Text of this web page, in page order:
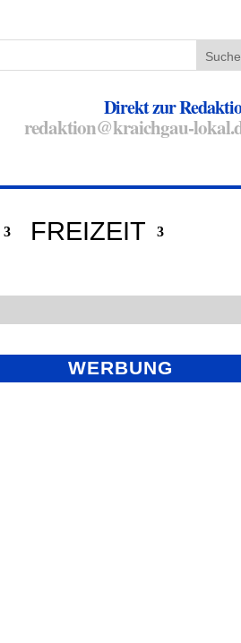
Direkt zur
redaktion@kraichgau-
FREIZEIT
WERBUNG